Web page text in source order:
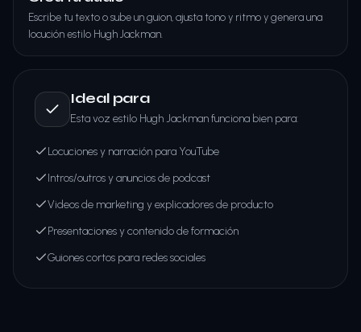
Escribe tu texto o sube un guion, ajusta tono y ritmo y genera una
locución estilo Hugh Jackman.
Ideal para
Esta voz estilo Hugh Jackman funciona bien para:
Locuciones y narración para YouTube
Intros/outros y anuncios de podcast
Videos de marketing y explicadores de producto
Presentaciones y contenido de formación
Guiones cortos para redes sociales